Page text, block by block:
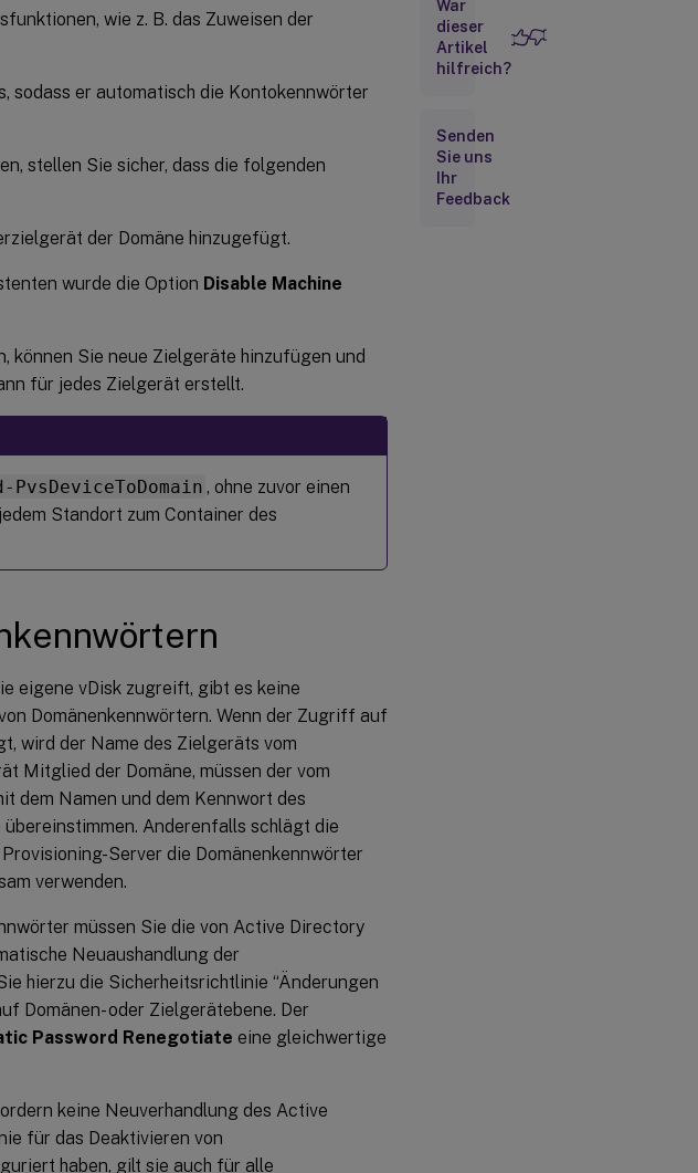
wie z. B. das Zuweisen der
sodass er automatisch die Kontokennwörter
stellen Sie sicher, dass die folgenden
der Domäne hinzugefügt.
wurde die Option Disable Machine
können Sie neue Zielgeräte hinzufügen und
für jedes Zielgerät erstellt.
PvsDeviceToDomain , ohne zuvor einen
Standort zum Container des
eigene vDisk zugreift, gibt es keine
Domänenkennwörtern. Wenn der Zugriff auf
wird der Name des Zielgeräts vom
Mitglied der Domäne, müssen der vom
dem Namen und dem Kennwort des
Anderenfalls schlägt die
Server die Domänenkennwörter
verwenden.
müssen Sie die von Active Directory
Neuaushandlung der
hierzu die Sicherheitsrichtlinie “Änderungen
Domänen- oder Zielgerätebene. Der
Password Renegotiate eine gleichwertige
keine Neuverhandlung des Active
für das Deaktivieren von
haben, gilt sie auch für alle
Verwalten von
Domänencomputerkonten
basierte
Aktivierung
War
dieser
Artikel
hilfreich?
Senden
Sie uns
Ihr
Feedback